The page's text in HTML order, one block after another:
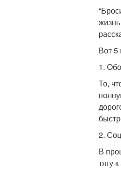
Вот 5
1.
То,
2.
В
тягу